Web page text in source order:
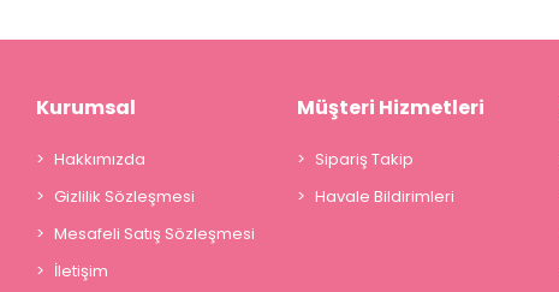
Kurumsal
Hakkımızda
Gizlilik Sözleşmesi
Mesafeli Satış Sözleşmesi
İletişim
Müşteri Hizmetleri
Sipariş Takip
Havale Bildirimleri